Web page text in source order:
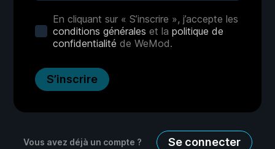
S’inscrire
En cliquant sur « S’inscrire », j’accepte les
conditions générales et la politique de
confidentialité de WeMod.
Vous avez déjà un compte ? Se connecter